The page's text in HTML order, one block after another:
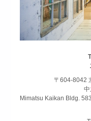
〒604-8042
Mimatsu Kaikan Bldg.